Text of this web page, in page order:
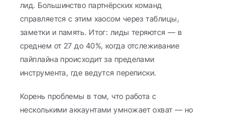
лид. Большинство партнёрских команд
справляется с этим хаосом через таблицы,
заметки и память. Итог: лиды теряются — в
среднем от 27 до 40%, когда отслеживание
пайплайна происходит за пределами
инструмента, где ведутся переписки.
Корень проблемы в том, что работа с
несколькими аккаунтами умножает охват — но